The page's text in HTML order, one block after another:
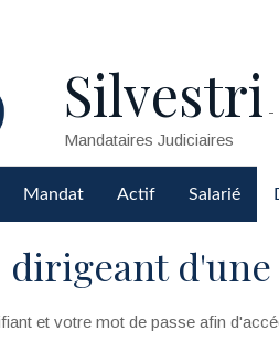
Silvestri -
Mandataires Judiciaires
Mandat Actif Salarié
dirigeant
et votre mot de passe afin